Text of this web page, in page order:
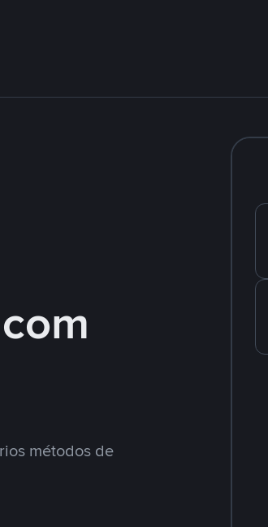
métodos de